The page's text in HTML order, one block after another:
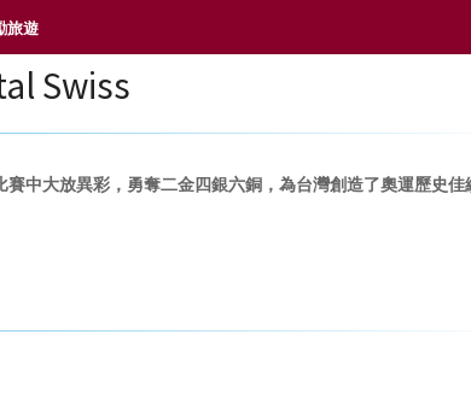
旅遊
Swiss
中大放異彩，勇奪二金四銀六銅，為台灣創造了奧運歷史佳